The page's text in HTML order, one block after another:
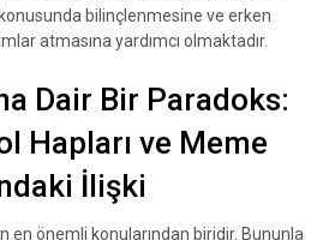
bilinçlenmesine ve erken
atmasına yardımcı olmaktadır.
Dair Bir Paradoks:
Hapları ve Meme
İlişki
en önemli konularından biridir. Bununla